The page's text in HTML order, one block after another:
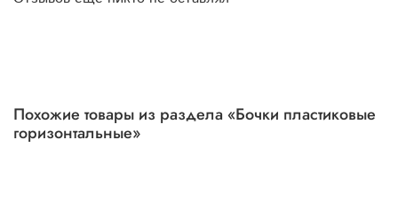
Похожие товары из раздела «Бочки пластиковые
горизонтальные»